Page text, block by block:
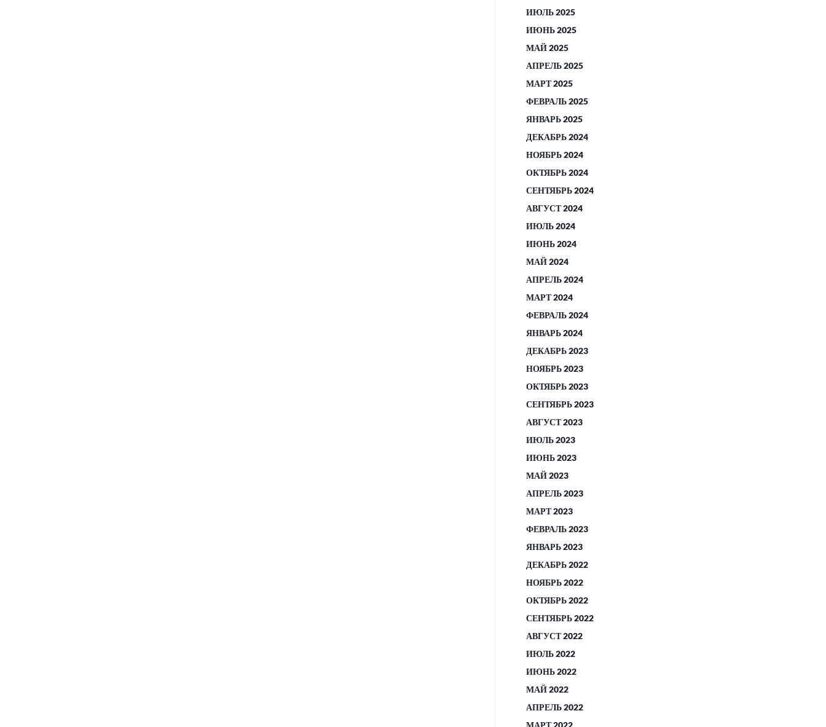
ИЮЛЬ 2025
ИЮНЬ 2025
МАЙ 2025
АПРЕЛЬ 2025
МАРТ 2025
ФЕВРАЛЬ 2025
ЯНВАРЬ 2025
ДЕКАБРЬ 2024
НОЯБРЬ 2024
ОКТЯБРЬ 2024
СЕНТЯБРЬ 2024
АВГУСТ 2024
ИЮЛЬ 2024
ИЮНЬ 2024
МАЙ 2024
АПРЕЛЬ 2024
МАРТ 2024
ФЕВРАЛЬ 2024
ЯНВАРЬ 2024
ДЕКАБРЬ 2023
НОЯБРЬ 2023
ОКТЯБРЬ 2023
СЕНТЯБРЬ 2023
АВГУСТ 2023
ИЮЛЬ 2023
ИЮНЬ 2023
МАЙ 2023
АПРЕЛЬ 2023
МАРТ 2023
ФЕВРАЛЬ 2023
ЯНВАРЬ 2023
ДЕКАБРЬ 2022
НОЯБРЬ 2022
ОКТЯБРЬ 2022
СЕНТЯБРЬ 2022
АВГУСТ 2022
ИЮЛЬ 2022
ИЮНЬ 2022
МАЙ 2022
АПРЕЛЬ 2022
МАРТ 2022